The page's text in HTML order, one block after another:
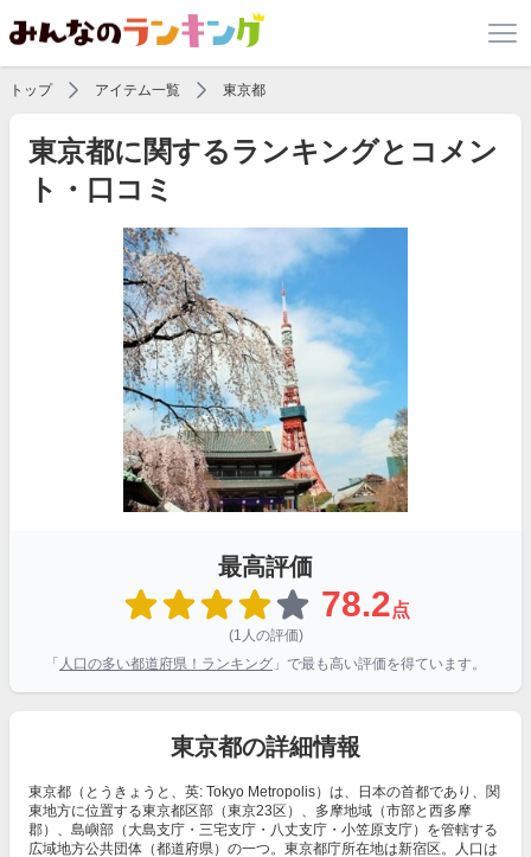
トップ アイテム一覧 東京都
東京都に関するランキングとコメン
ト・口コミ
最高評価
78.2点
(1人の評価)
「 人口の多い都道府県！ランキング 」で最も高い評価を得ています。
東京都の詳細情報
東京都（とうきょうと、英: Tokyo Metropolis）は、日本の首都であり、関
東地方に位置する東京都区部（東京23区）、多摩地域（市部と西多摩
郡）、島嶼部（大島支庁・三宅支庁・八丈支庁・小笠原支庁）を管轄する
広域地方公共団体（都道府県）の一つ。東京都庁所在地は新宿区。人口は